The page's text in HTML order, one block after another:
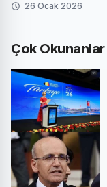
26 Ocak 2026
Çok Okunanlar